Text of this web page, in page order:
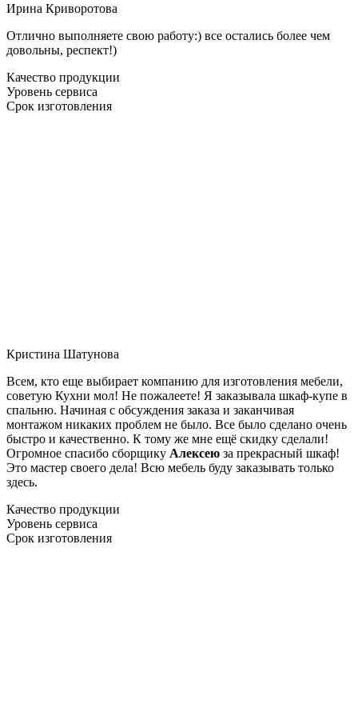
Ирина Криворотова
Отлично выполняете свою работу:) все остались более чем
довольны, респект!)
Качество продукции
Уровень сервиса
Срок изготовления
Кристина Шатунова
Всем, кто еще выбирает компанию для изготовления мебели,
советую Кухни мол! Не пожалеете! Я заказывала шкаф-купе в
спальню. Начиная с обсуждения заказа и заканчивая
монтажом никаких проблем не было. Все было сделано очень
быстро и качественно. К тому же мне ещё скидку сделали!
Огромное спасибо сборщику Алексею за прекрасный шкаф!
Это мастер своего дела! Всю мебель буду заказывать только
здесь.
Качество продукции
Уровень сервиса
Срок изготовления